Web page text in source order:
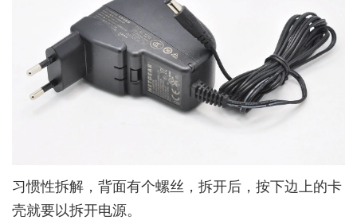
习惯性拆解，背面有个螺丝，拆开后，按下边上的卡
壳就要以拆开电源。